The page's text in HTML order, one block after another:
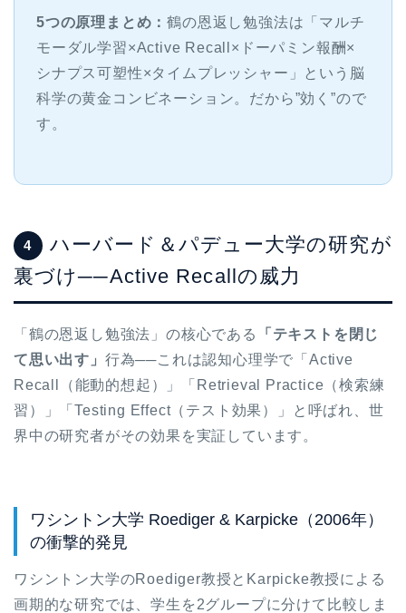
5つの原理まとめ：鶴の恩返し勉強法は「マルチ
モーダル学習×Active Recall×ドーパミン報酬×
シナプス可塑性×タイムプレッシャー」という脳
科学の黄金コンビネーション。だから”効く”ので
す。
4
ハーバード＆パデュー大学の研究が
裏づけ──Active Recallの威力
「鶴の恩返し勉強法」の核心である
「テキストを閉じ
て思い出す」 行為──これは認知心理学で「Active
Recall（能動的想起）」「Retrieval Practice（検索練
習）」「Testing Effect（テスト効果）」と呼ばれ、世
界中の研究者がその効果を実証しています。
ワシントン大学 Roediger & Karpicke（2006年）
の衝撃的発見
ワシントン大学のRoediger教授とKarpicke教授による
画期的な研究では、学生を2グループに分けて比較しま